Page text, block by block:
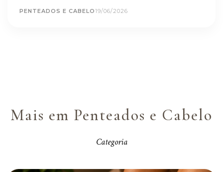
PENTEADOS E CABELO19/06/2026
Mais em Penteados e Cabelo
Categoria